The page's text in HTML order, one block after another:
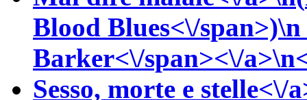
Blood Blues<\/span>)\n
Barker<\/span><\/
Sesso, morte e stelle<\/